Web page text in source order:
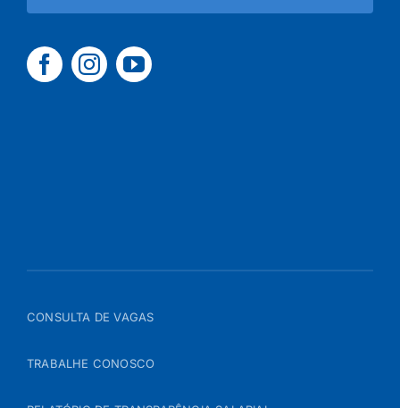
CONSULTA DE VAGAS
TRABALHE CONOSCO